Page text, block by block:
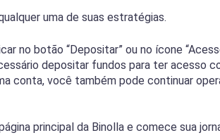
uma de suas estratégias.
no botão “Depositar” ou no ícone
depositar fundos para ter acesso
conta, você também pode continuar
principal da Binolla e comece sua